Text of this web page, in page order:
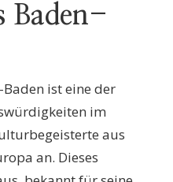
Baden-
ist eine der
im
aus
an. Dieses